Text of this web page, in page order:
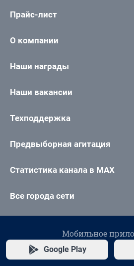
Прайс-лист
О компании
Наши награды
Наши вакансии
Техподдержка
Предвыборная агитация
Статистика канала в MAX
Все города сети
Мобильное
Google Play